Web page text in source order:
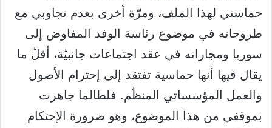
حماستي لهذا الملف، ومرّة أخرى بعدم تجاوبي مع
طروحاته في موضوع رئاسة الوفد المفاوض إلى
سوريا ومجاراته في عقد اجتماعات جانبيّة، أقلّ ما
يقال فيها أنها حماسية تفتقد إلى إحترام الأصول
والعمل المؤسساتي المنظّم. فلطالما جاهرت
بموقفي من هذا الموضوع، وهو ضرورة الإحتكام